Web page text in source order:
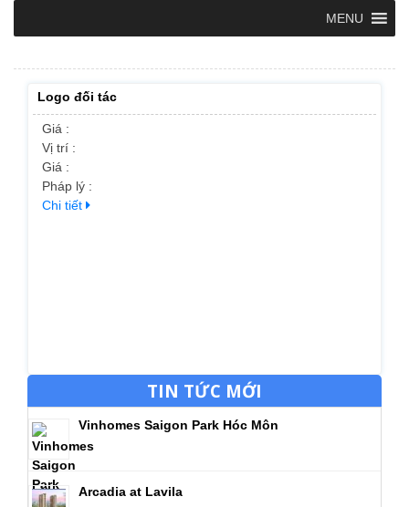
MENU
Logo đối tác
Giá :
Vị trí :
Giá :
Pháp lý :
Chi tiết
TIN TỨC MỚI
Vinhomes Saigon Park Hóc Môn
Arcadia at Lavila